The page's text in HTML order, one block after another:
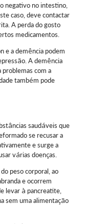
negativo no intestino,
caso, deve contactar
A perda do gosto
medicamentos.
e a demência podem
A demência
problemas com a
também pode
saudáveis que
se recusar a
e surge a
várias doenças.
peso corporal, ao
e ocorrem
levar à pancreatite,
sem uma alimentação